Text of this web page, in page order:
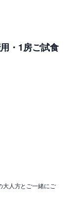
・1房ご試食
人方とご一緒にご